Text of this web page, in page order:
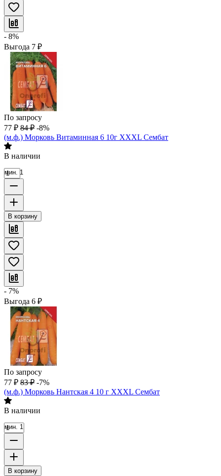
- 8%
Выгода 7 ₽
По запросу
77 ₽ 84 ₽ -8%
(м.ф.) Морковь Витаминная 6 10г XXXL Сембат
В наличии
мин. 1
В корзину
- 7%
Выгода 6 ₽
По запросу
77 ₽ 83 ₽ -7%
(м.ф.) Морковь Нантская 4 10 г XXXL Сембат
В наличии
мин. 1
В корзину